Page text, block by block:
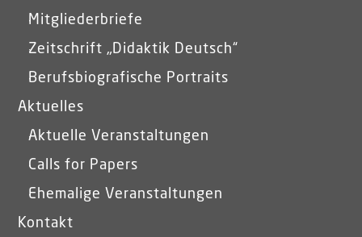
Mitgliederbriefe
Zeitschrift „Didaktik Deutsch“
Berufsbiografische Portraits
Aktuelles
Aktuelle Veranstaltungen
Calls for Papers
Ehemalige Veranstaltungen
Kontakt